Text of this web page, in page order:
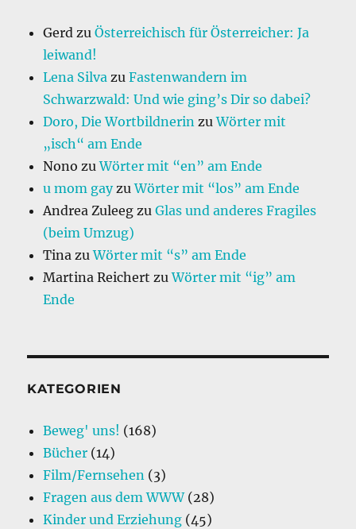
Gerd zuÖsterreichisch für Österreicher: Ja
leiwand!
Lena Silva zuFastenwandern im
Schwarzwald: Und wie ging’s Dir so dabei?
Doro, Die Wortbildnerin zuWörter mit
„isch“ am Ende
Nono zuWörter mit “en” am Ende
u mom gayzuWörter mit “los” am Ende
Andrea Zuleeg zuGlas und anderes Fragiles
(beim Umzug)
Tina zuWörter mit “s” am Ende
Martina Reichert zuWörter mit “ig” am
Ende
KATEGORIEN
Beweg' uns! (168)
Bücher (14)
Film/Fernsehen (3)
Fragen aus dem WWW(28)
Kinder und Erziehung (45)